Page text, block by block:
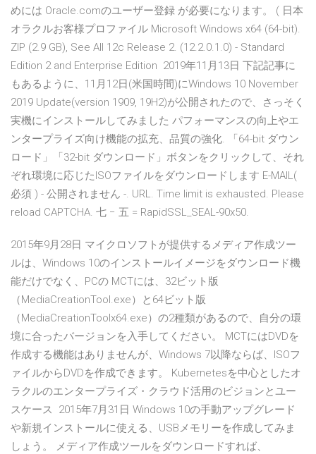
めには Oracle.comのユーザー登録 が必要になります。 ( 日本
オラクルお客様プロファイル Microsoft Windows x64 (64-bit).
ZIP (2.9 GB), See All 12c Release 2. (12.2.0.1.0) - Standard
Edition 2 and Enterprise Edition 2019年11月13日 下記記事に
もあるように、11月12日(米国時間)にWindows 10 November
2019 Update(version 1909, 19H2)が公開されたので、さっそく
実機にインストールしてみました パフォーマンスの向上やエ
ンタープライズ向け機能の拡充、品質の強化. 「64-bit ダウン
ロード」「32-bit ダウンロード」ボタンをクリックして、それ
ぞれ環境に応じたISOファイルをダウンロードします E-MAIL(
必須 ) - 公開されません -. URL. Time limit is exhausted. Please
reload CAPTCHA. 七 − 五 = RapidSSL_SEAL-90x50.
2015年9月28日 マイクロソフトが提供するメディア作成ツー
ルは、Windows 10のインストールイメージをダウンロード機
能だけでなく、PCの MCTには、32ビット版
（MediaCreationTool.exe）と64ビット版
（MediaCreationToolx64.exe）の2種類があるので、自分の環
境に合ったバージョンを入手してください。 MCTにはDVDを
作成する機能はありませんが、Windows 7以降ならば、ISOフ
ァイルからDVDを作成できます。 Kubernetesを中心としたオ
ラクルのエンタープライズ・クラウド活用のビジョンとユー
スケース 2015年7月31日 Windows 10の手動アップグレード
や新規インストールに使える、USBメモリーを作成してみま
しょう。 メディア作成ツールをダウンロードすれば、